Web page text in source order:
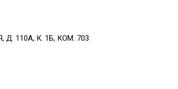
Д. 110А, К. 1Б, КОМ. 703